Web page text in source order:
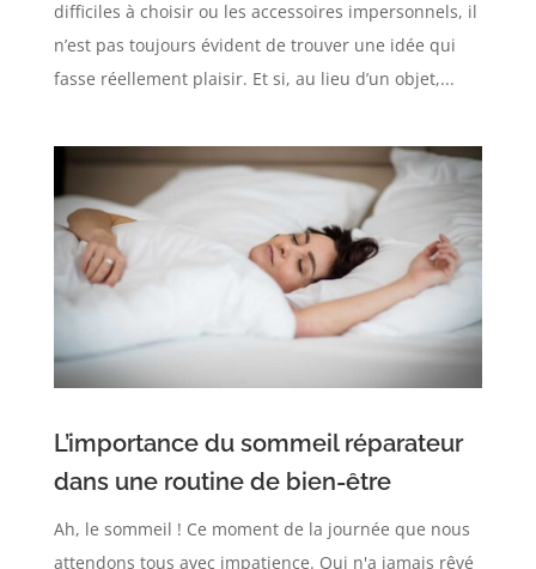
difficiles à choisir ou les accessoires impersonnels, il
n’est pas toujours évident de trouver une idée qui
fasse réellement plaisir. Et si, au lieu d’un objet,...
L’importance du sommeil réparateur
dans une routine de bien-être
Ah, le sommeil ! Ce moment de la journée que nous
attendons tous avec impatience. Qui n'a jamais rêvé